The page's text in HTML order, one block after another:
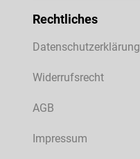
Rechtliches
Datenschutzerklärung
Widerrufsrecht
AGB
Impressum